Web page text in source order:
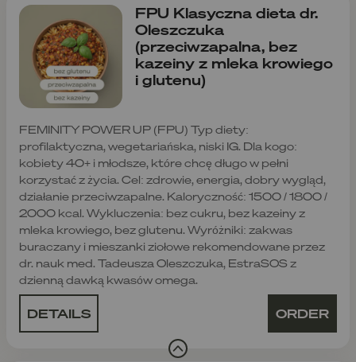
FPU Klasyczna dieta dr.
Oleszczuka
(przeciwzapalna, bez
kazeiny z mleka krowiego
i glutenu)
FEMINITY POWER UP (FPU) Typ diety:
profilaktyczna, wegetariańska, niski IG. Dla kogo:
kobiety 40+ i młodsze, które chcę długo w pełni
korzystać z życia. Cel: zdrowie, energia, dobry wygląd,
działanie przeciwzapalne. Kaloryczność: 1500 / 1800 /
2000 kcal. Wykluczenia: bez cukru, bez kazeiny z
mleka krowiego, bez glutenu. Wyróżniki: zakwas
buraczany i mieszanki ziołowe rekomendowane przez
dr. nauk med. Tadeusza Oleszczuka, EstraSOS z
dzienną dawką kwasów omega.
DETAILS ORDER